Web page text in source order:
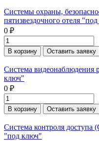
Системы охраны,
пятизвездочного отеля
0 ₽
В корзину Оставить заявку
Система видеонаблюдения
ключ"
0 ₽
В корзину Оставить заявку
Система контроля доступа
"под ключ"